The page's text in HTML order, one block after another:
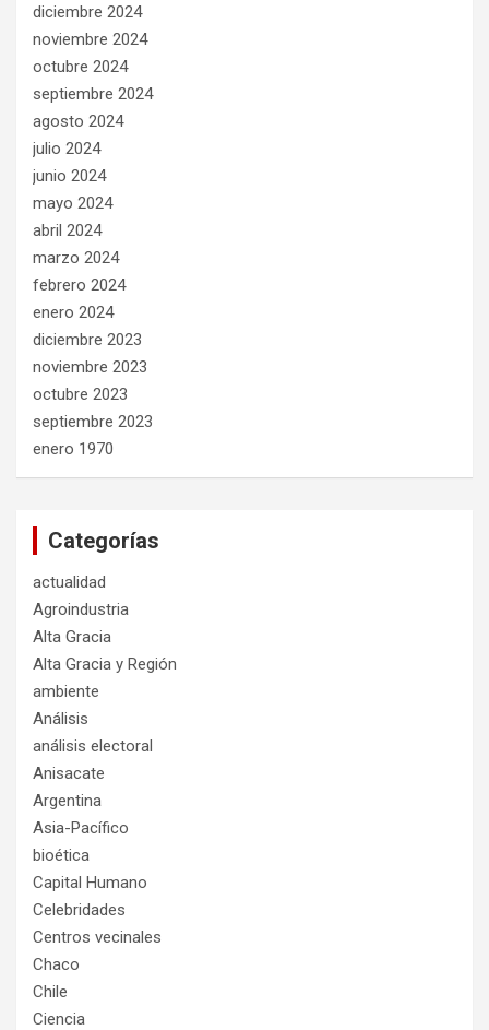
diciembre 2024
noviembre 2024
octubre 2024
septiembre 2024
agosto 2024
julio 2024
junio 2024
mayo 2024
abril 2024
marzo 2024
febrero 2024
enero 2024
diciembre 2023
noviembre 2023
octubre 2023
septiembre 2023
enero 1970
Categorías
actualidad
Agroindustria
Alta Gracia
Alta Gracia y Región
ambiente
Análisis
análisis electoral
Anisacate
Argentina
Asia-Pacífico
bioética
Capital Humano
Celebridades
Centros vecinales
Chaco
Chile
Ciencia